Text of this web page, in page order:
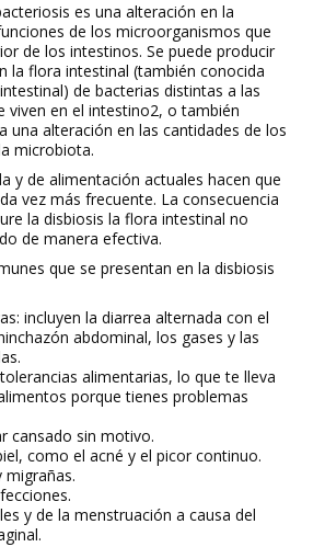
es una alteración en la
de los microorganismos que
de los intestinos. Se puede producir
la flora intestinal (también conocida
de bacterias distintas a las
viven en el intestino2, o también
una alteración en las cantidades de los
microbiota.
y de alimentación actuales hacen que
vez más frecuente. La consecuencia
la disbiosis la flora intestinal no
de manera efectiva.
que se presentan en la disbiosis
incluyen la diarrea alternada con el
abdominal, los gases y las
alimentarias, lo que te lleva
porque tienes problemas
cansado sin motivo.
como el acné y el picor continuo.
migrañas.
y de la menstruación a causa del